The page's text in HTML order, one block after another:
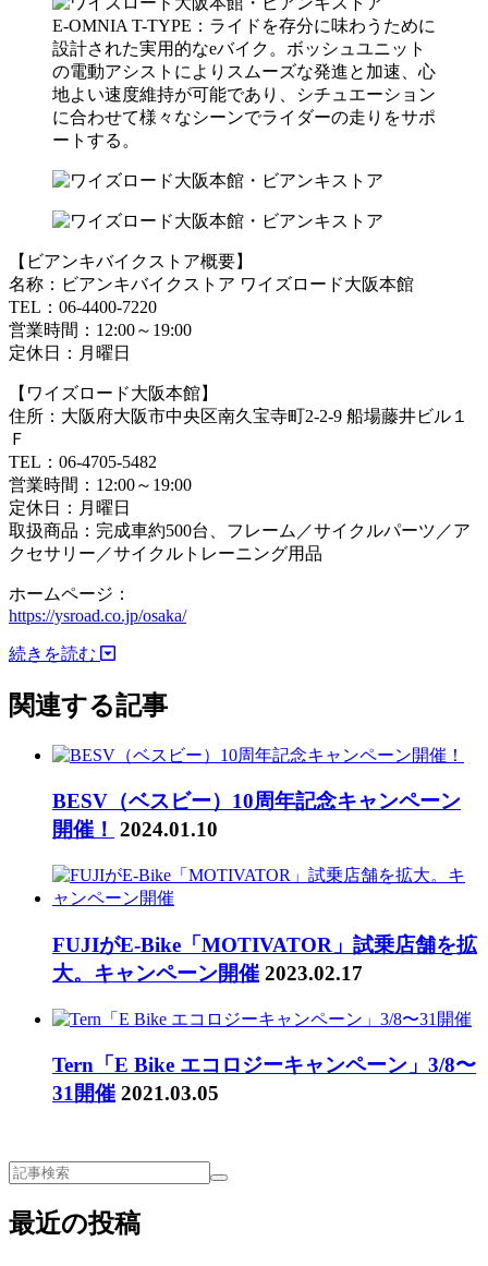
E-OMNIA T-TYPE：ライドを存分に味わうために
設計された実用的なeバイク。ボッシュユニット
の電動アシストによりスムーズな発進と加速、心
地よい速度維持が可能であり、シチュエーション
に合わせて様々なシーンでライダーの走りをサポ
ートする。
【ビアンキバイクストア概要】
名称：ビアンキバイクストア ワイズロード大阪本館
TEL：06-4400-7220
営業時間：12:00～19:00
定休日：月曜日
【ワイズロード大阪本館】
住所：大阪府大阪市中央区南久宝寺町2-2-9 船場藤井ビル１
Ｆ
TEL：06-4705-5482
営業時間：12:00～19:00
定休日：月曜日
取扱商品：完成車約500台、フレーム／サイクルパーツ／ア
クセサリー／サイクルトレーニング用品
ホームページ：
https://ysroad.co.jp/osaka/
続きを読む
関連する記事
BESV（ベスビー）10周年記念キャンペーン
開催！ 2024.01.10
FUJIがE-Bike「MOTIVATOR」試乗店舗を拡
大。キャンペーン開催 2023.02.17
Tern「E Bike エコロジーキャンペーン」3/8〜
31開催 2021.03.05
最近の投稿